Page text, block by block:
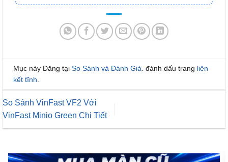
Mục này Đăng tại So Sánh và Đánh Giá . đánh dấu trang liên
kết tĩnh
So Sánh VinFast VF2 Với
VinFast Minio Green Chi Tiết